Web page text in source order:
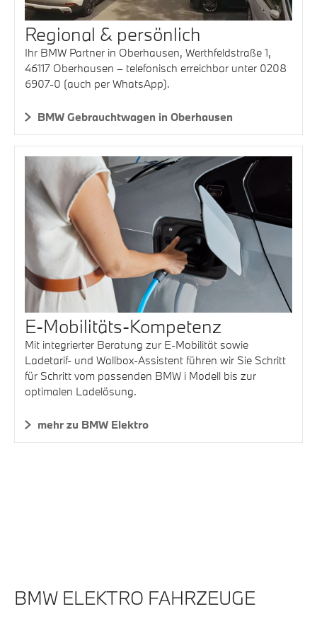
Regional & persönlich
Ihr BMW Partner in Oberhausen, Werthfeldstraße 1,
46117 Oberhausen – telefonisch erreichbar unter 0208
6907-0 (auch per WhatsApp).
BMW Gebrauchtwagen in Oberhausen
E-Mobilitäts-Kompetenz
Mit integrierter Beratung zur E-Mobilität sowie
Ladetarif- und Wallbox-Assistent führen wir Sie Schritt
für Schritt vom passenden BMW i Modell bis zur
optimalen Ladelösung.
mehr zu BMW Elektro
BMW ELEKTRO FAHRZEUGE